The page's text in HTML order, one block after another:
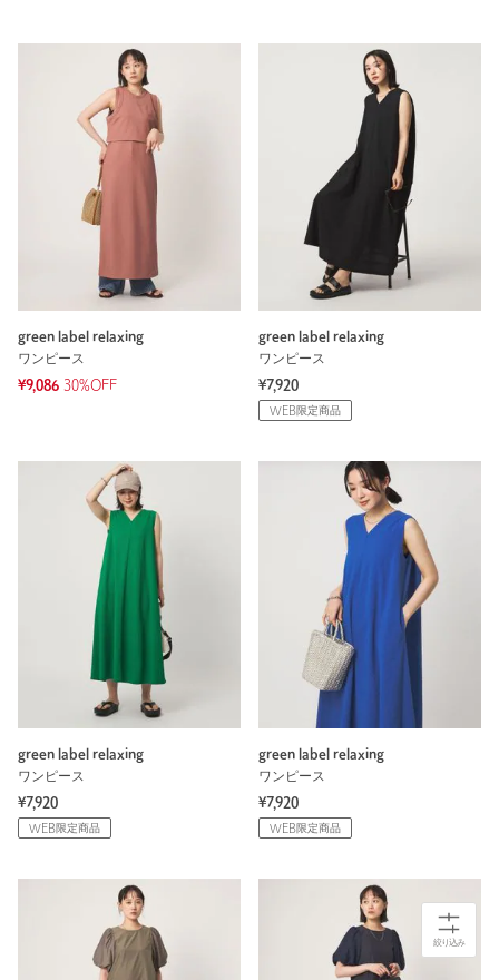
green label relaxing
ワンピース
¥9,086 30%OFF
green label relaxing
ワンピース
¥7,920
WEB限定商品
green label relaxing
ワンピース
¥7,920
WEB限定商品
green label relaxing
ワンピース
¥7,920
WEB限定商品
絞り込み